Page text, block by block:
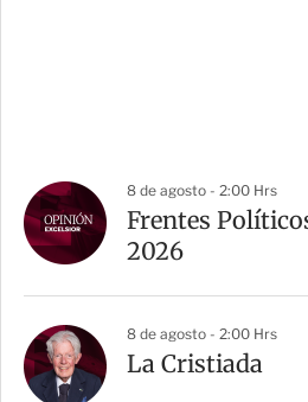
8 de agosto - 2:00 Hrs
Frentes
2026
8 de agosto - 2:00 Hrs
La Cristiada